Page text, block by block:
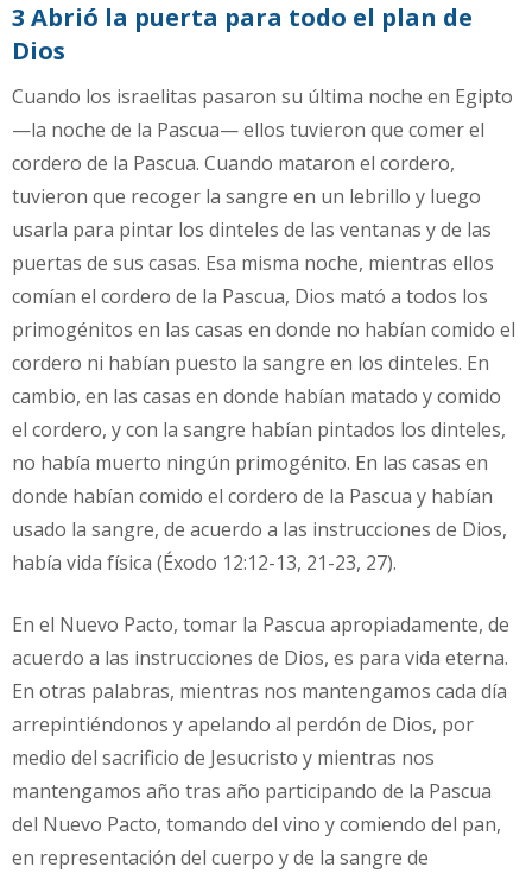
3 Abrió la puerta para todo el plan de
Dios
Cuando los israelitas pasaron su última noche en Egipto
—la noche de la Pascua— ellos tuvieron que comer el
cordero de la Pascua. Cuando mataron el cordero,
tuvieron que recoger la sangre en un lebrillo y luego
usarla para pintar los dinteles de las ventanas y de las
puertas de sus casas. Esa misma noche, mientras ellos
comían el cordero de la Pascua, Dios mató a todos los
primogénitos en las casas en donde no habían comido el
cordero ni habían puesto la sangre en los dinteles. En
cambio, en las casas en donde habían matado y comido
el cordero, y con la sangre habían pintados los dinteles,
no había muerto ningún primogénito. En las casas en
donde habían comido el cordero de la Pascua y habían
usado la sangre, de acuerdo a las instrucciones de Dios,
había vida física (Éxodo 12:12-13, 21-23, 27).
En el Nuevo Pacto, tomar la Pascua apropiadamente, de
acuerdo a las instrucciones de Dios, es para vida eterna.
En otras palabras, mientras nos mantengamos cada día
arrepintiéndonos y apelando al perdón de Dios, por
medio del sacrificio de Jesucristo y mientras nos
mantengamos año tras año participando de la Pascua
del Nuevo Pacto, tomando del vino y comiendo del pan,
en representación del cuerpo y de la sangre de